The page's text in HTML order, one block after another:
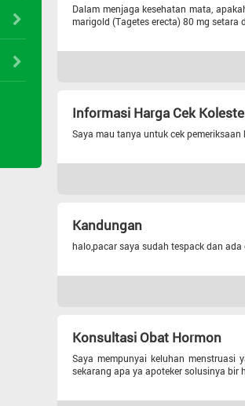
Dalam menjaga kesehatan mata,
marigold (Tagetes erecta) 80 mg setara
Informasi Harga Cek
Saya mau tanya untuk cek
Kandungan
halo,pacar saya sudah tespack dan
Konsultasi Obat Hormon
Saya mempunyai keluhan
sekarang apa ya apoteker solusinya bir